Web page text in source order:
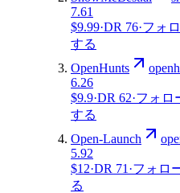
7.61
$9.99·DR 76·フォ
する
OpenHunts
6.26
$9.9·DR 62·フォロ
する
Open-Launch
5.92
$12·DR 71 ·フォロ
る